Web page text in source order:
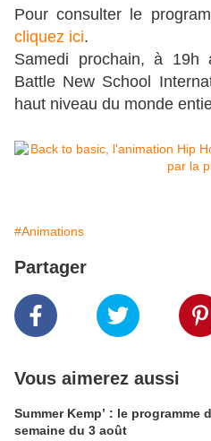
Pour consulter le
cliquez ici.
Samedi prochain, à 19h
Battle New School
haut niveau du monde
#Animations
Partager
Vous aimerez aussi
Summer Kemp’ : le programme
semaine du 3 août